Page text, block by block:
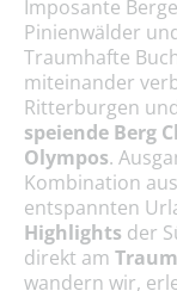
Imposante
Pinienwälder
Traumhafte
miteinander
Ritterburgen
speiende Berg
Olympos.
Kombination
entspannten
Highlights der
direkt am
wandern wir,